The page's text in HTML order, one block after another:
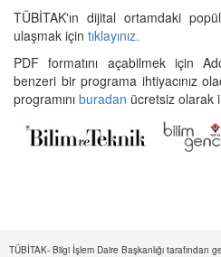
TÜBİTAK'ın dijital ortamdaki
ulaşmak için tıklayınız.
PDF formatını açabilmek için
benzeri bir programa ihtiyacınız
programını buradan ücretsiz olarak
TÜBİTAK- Bilgi İşlem Daire Başkanlığı tarafından